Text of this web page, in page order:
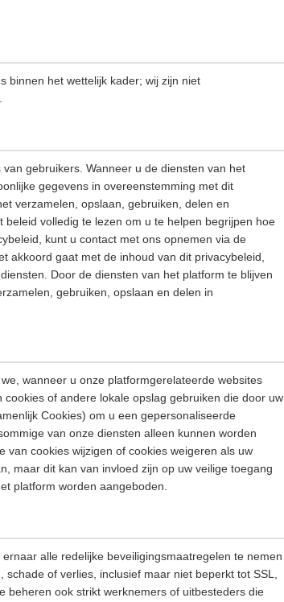
binnen het wettelijk kader; wij zijn niet
gebruikers. Wanneer u de diensten van het
gegevens in overeenstemming met dit
verzamelen, opslaan, gebruiken, delen en
volledig te lezen om u te helpen begrijpen hoe
kunt u contact met ons opnemen via de
akkoord gaat met de inhoud van dit privacybeleid,
Door de diensten van het platform te blijven
gebruiken, opslaan en delen in
wanneer u onze platformgerelateerde websites
of andere lokale opslag gebruiken die door uw
Cookies) om u een gepersonaliseerde
van onze diensten alleen kunnen worden
cookies wijzigen of cookies weigeren als uw
maar dit kan van invloed zijn op uw veilige toegang
platform worden aangeboden.
alle redelijke beveiligingsmaatregelen te nemen
of verlies, inclusief maar niet beperkt tot SSL,
beheren ook strikt werknemers of uitbesteders die